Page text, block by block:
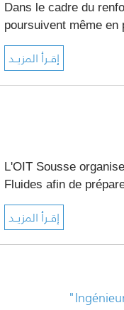
Dans le cadre du
poursuivent même
L'OIT Sousse
Fluides afin de